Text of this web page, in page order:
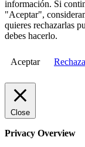
información. Si
"Aceptar",
quieres rechazarlas
debes hacerlo.
Aceptar
Close
Privacy Overview